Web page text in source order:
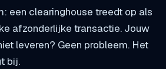
een clearinghouse treedt op als
afzonderlijke transactie. Jouw
leveren? Geen probleem. Het
bij.